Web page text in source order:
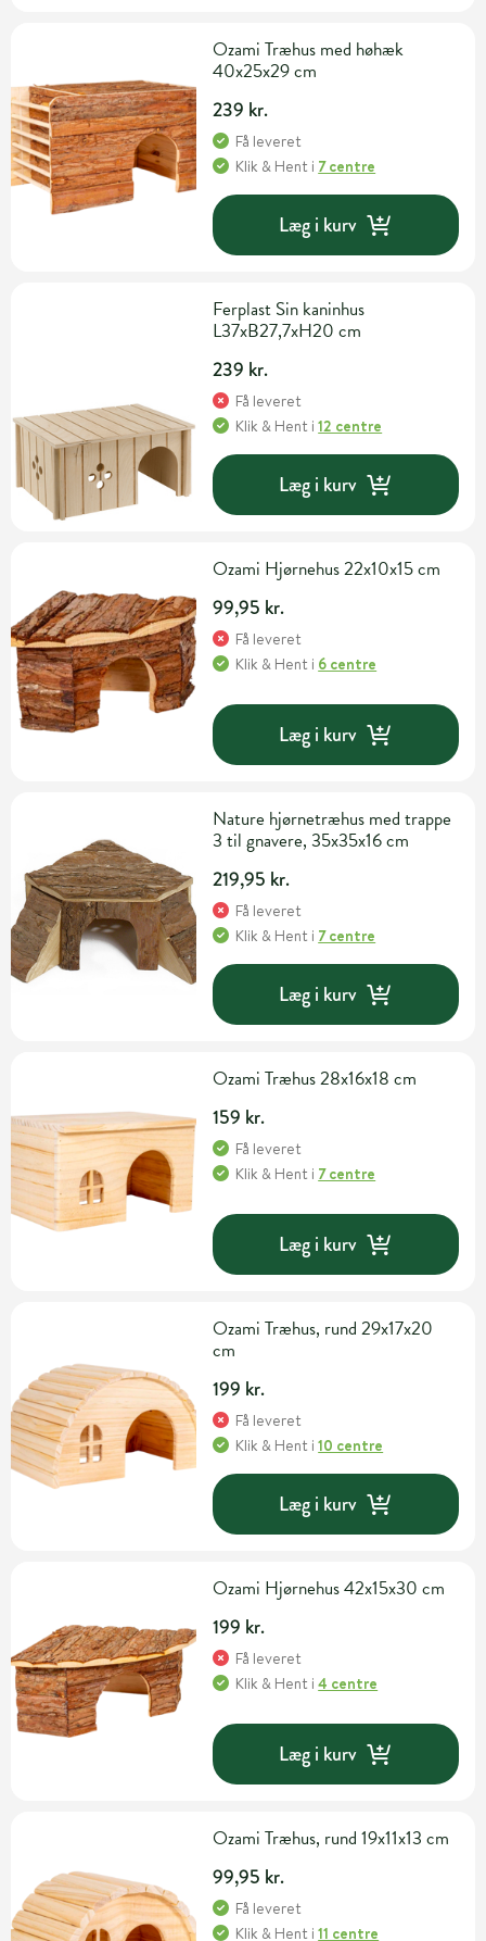
Ozami Træhus med høhæk
40x25x29 cm
239 kr.
Få leveret
Klik & Hent i 7 centre
Læg i kurv
Ferplast Sin kaninhus
L37xB27,7xH20 cm
239 kr.
Få leveret
Klik & Hent i12 centre
Læg i kurv
Ozami Hjørnehus 22x10x15 cm
99,95 kr.
Få leveret
Klik & Hent i 6 centre
Læg i kurv
Nature hjørnetræhus med trappe
3 til gnavere, 35x35x16 cm
219,95 kr.
Få leveret
Klik & Hent i 7 centre
Læg i kurv
Ozami Træhus 28x16x18 cm
159 kr.
Få leveret
Klik & Hent i 7 centre
Læg i kurv
Ozami Træhus, rund 29x17x20
cm
199 kr.
Få leveret
Klik & Hent i10 centre
Læg i kurv
Ozami Hjørnehus 42x15x30 cm
199 kr.
Få leveret
Klik & Hent i4 centre
Læg i kurv
Ozami Træhus, rund 19x11x13 cm
99,95 kr.
Få leveret
Klik & Hent i11 centre